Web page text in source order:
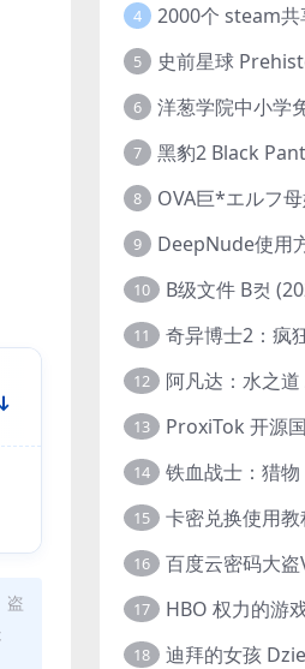
盗
4
5
6
7
8
9
10
11
12
13
14
15
16
17
18